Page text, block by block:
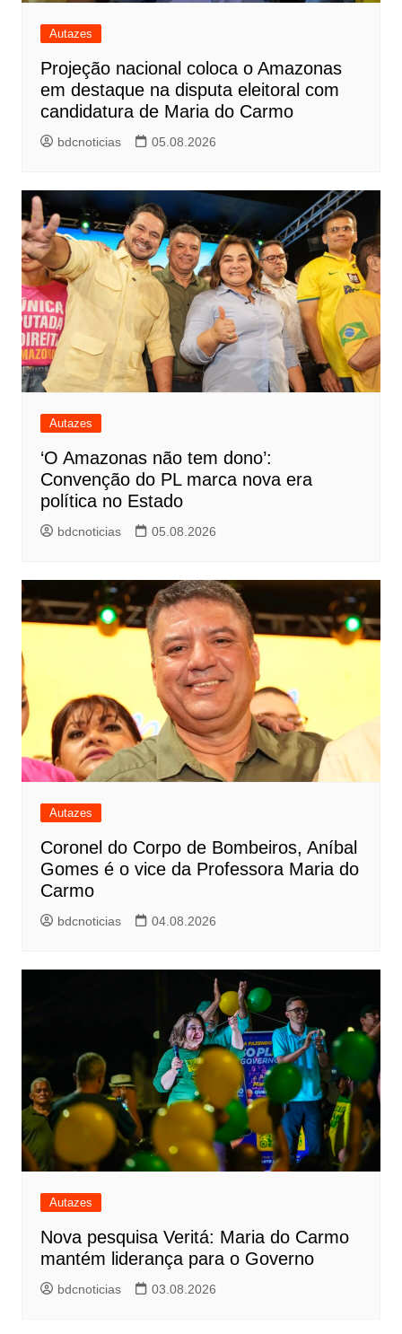
Autazes
Projeção nacional coloca o Amazonas
em destaque na disputa eleitoral com
candidatura de Maria do Carmo
bdcnoticias 05.08.2026
Autazes
‘O Amazonas não tem dono’:
Convenção do PL marca nova era
política no Estado
bdcnoticias 05.08.2026
Autazes
Coronel do Corpo de Bombeiros, Aníbal
Gomes é o vice da Professora Maria do
Carmo
bdcnoticias 04.08.2026
Autazes
Nova pesquisa Veritá: Maria do Carmo
mantém liderança para o Governo
bdcnoticias 03.08.2026